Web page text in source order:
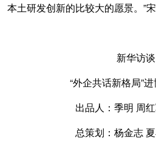
本土研发创新的比较大的愿景。”宋
新华访谈
“外企共话新格局”
出品人：季明 周
总策划：杨金志